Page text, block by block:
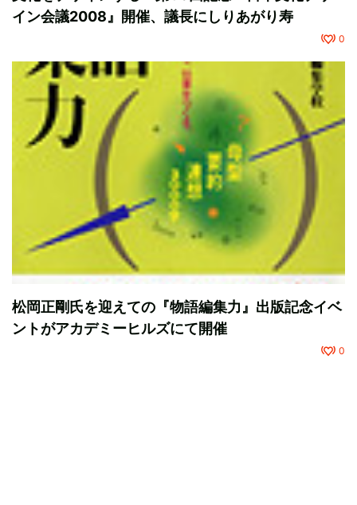
イン会議2008』開催、議長にしりあがり寿
0
松岡正剛氏を迎えての『物語編集力』出版記念イベ
ントがアカデミーヒルズにて開催
0